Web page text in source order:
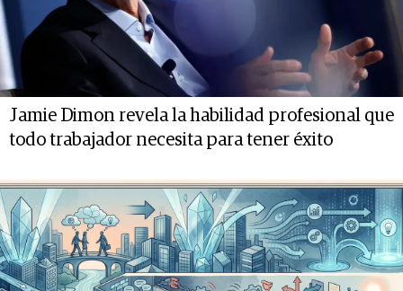
Jamie Dimon revela la habilidad profesional que
todo trabajador necesita para tener éxito